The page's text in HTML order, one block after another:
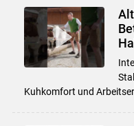
Kuhkomfort und